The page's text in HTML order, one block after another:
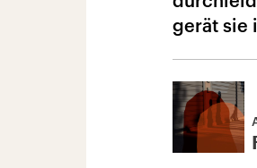
gerät sie